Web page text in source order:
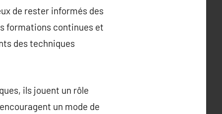
de rester informés des
formations continues et
des techniques
ils jouent un rôle
un mode de